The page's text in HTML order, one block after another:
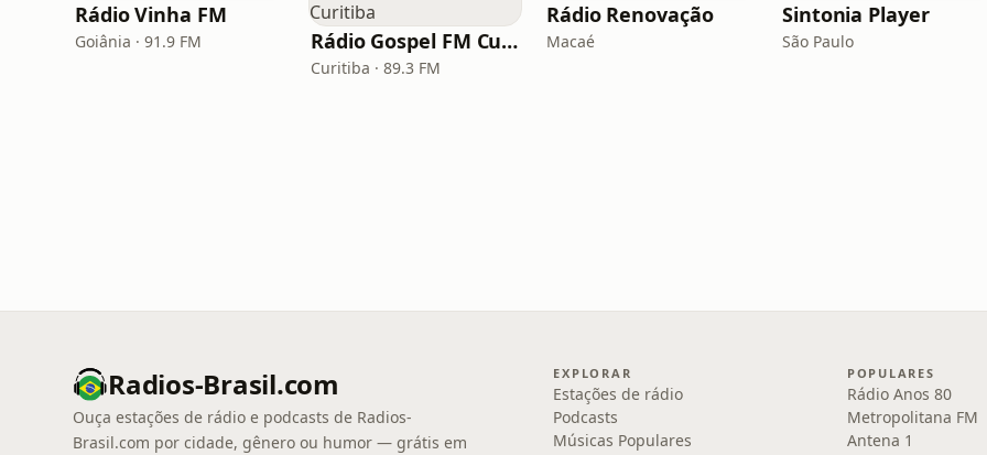
Rádio Vinha FM
Goiânia · 91.9 FM Rádio Gospel FM Curitiba
Curitiba · 89.3 FM
Rádio Renovação
Macaé
Sintonia Player
São Paulo
Radios-Brasil.com
Ouça estações de rádio e podcasts de Radios-
Brasil.com por cidade, gênero ou humor — grátis em
EXPLORAR
Estações de rádio
Podcasts
Músicas Populares
POPULARES
Rádio Anos 80
Metropolitana FM
Antena 1